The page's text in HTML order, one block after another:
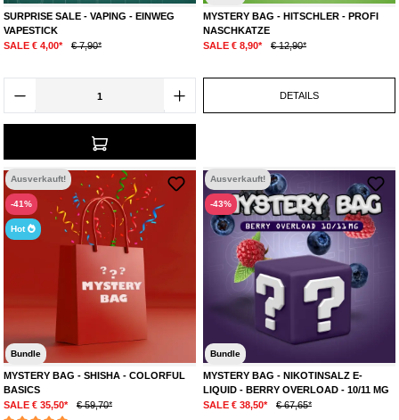
SURPRISE SALE - VAPING - EINWEG
VAPESTICK
SALE € 4,00*
€ 7,90*
MYSTERY BAG - HITSCHLER - PROFI
NASCHKATZE
SALE € 8,90*
€ 12,90*
DETAILS
Ausverkauft!
-41%
Hot
Bundle
MYSTERY BAG - SHISHA - COLORFUL
BASICS
SALE € 35,50*
€ 59,70*
Ausverkauft!
-43%
Bundle
MYSTERY BAG - NIKOTINSALZ E-
LIQUID - BERRY OVERLOAD - 10/11 MG
SALE € 38,50*
€ 67,65*